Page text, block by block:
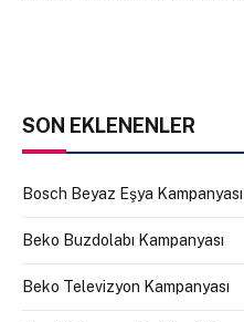
SON EKLENENLER
Bosch Beyaz Eşya Kampanyası
Beko Buzdolabı Kampanyası
Beko Televizyon Kampanyası